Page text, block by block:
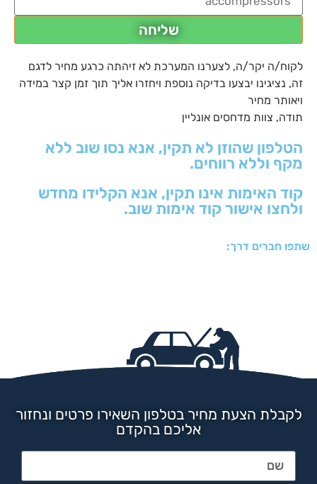
שליחה
לקוח/ה יקר/ה, לצערנו המערכת לא זיהתה כרגע מחיר לדגם
זה, נציגינו יבצעו בדיקה נוספת ויחזרו אליך תוך זמן קצר במידה
ויאותר מחיר
תודה, צוות מדחסים אונליין
הטלפון שהוזן לא תקין, אנא נסו שוב ללא
מקף וללא רווחים.
קוד האימות אינו תקין, אנא הקלידו מחדש
ולחצו אישור קוד אימות שוב.
שתפו חברים דרך:
לקבלת הצעת מחיר בטלפון השאירו פרטים ונחזור
אליכם בהקדם